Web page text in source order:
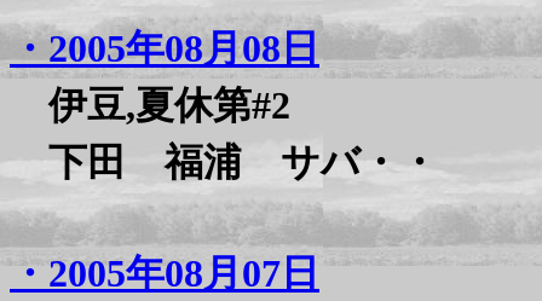
・2005年08月08日
伊豆,夏休第#2
下田 福浦 サバ・・
・2005年08月07日